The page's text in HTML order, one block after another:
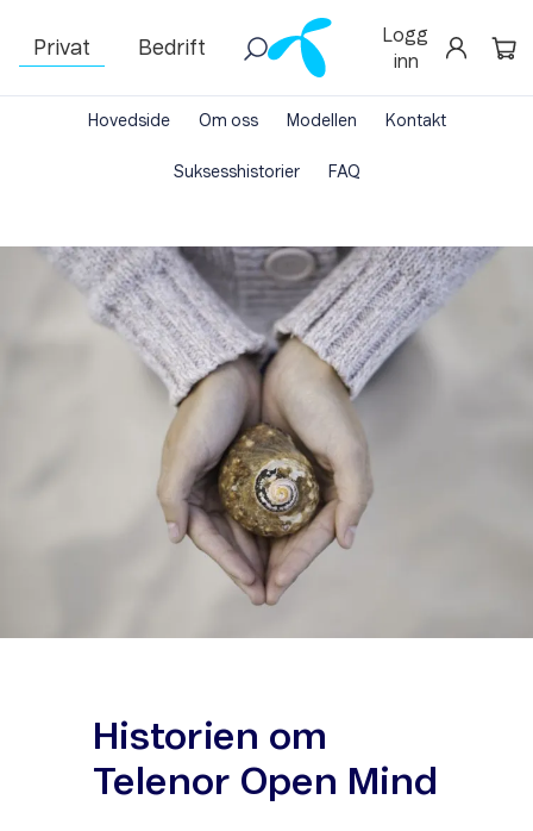
Privat Bedrift
Logg
inn
Hovedside Om oss Modellen Kontakt
Suksesshistorier FAQ
Historien om
Telenor Open Mind